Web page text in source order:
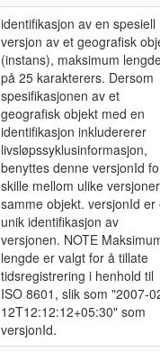
identifikasjon av en spesiell
versjon av et geografisk
(instans), maksimum
på 25 karakterers. Dersom
spesifikasjonen av et
geografisk objekt med en
identifikasjon inkludererer
livsløpssyklusinformasjon,
benyttes denne versjonId
skille mellom ulike
samme objekt. versjonId er
unik identifikasjon av
versjonen. NOTE
lengde er valgt for å tillate
tidsregistrering i henhold til
ISO 8601, slik som "2007-
12T12:12:12+05:30" som
versjonId.